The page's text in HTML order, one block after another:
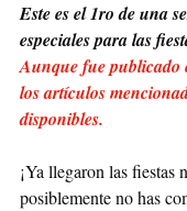
Este es el 1ro de una
especiales para las
Aunque fue publicado
los artículos
disponibles.
¡Ya llegaron las fiestas
posiblemente no has